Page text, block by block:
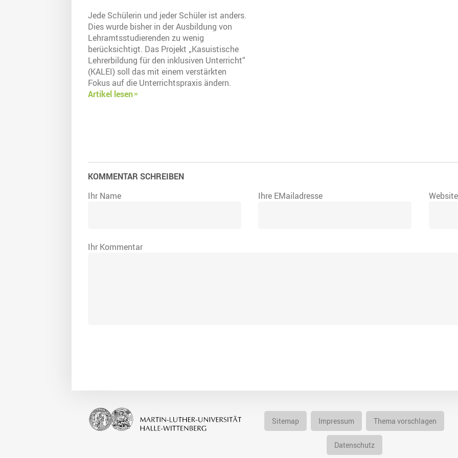
Jede Schülerin und jeder Schüler ist anders.
Dies wurde bisher in der Ausbildung von
Lehramtsstudierenden zu wenig
berücksichtigt. Das Projekt „Kasuistische
Lehrerbildung für den inklusiven Unterricht“
(KALEI) soll das mit einem verstärkten
Fokus auf die Unterrichtspraxis ändern.
Artikel lesen
KOMMENTAR SCHREIBEN
Ihr Name
Ihre EMailadresse
Ihr Kommentar
Sitemap Impressum Thema vorschlagen
Datenschutz